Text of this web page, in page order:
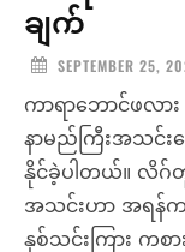
ချက်
SEPTEMBER 25,
ကာရာဘောင်ဖလ
နာမည်ကြီးအသင်
နိုင်ခဲ့ပါတယ်။ လိဂ်
အသင်းဟာ အရန်
နှစ်သင်းကြား ကစ